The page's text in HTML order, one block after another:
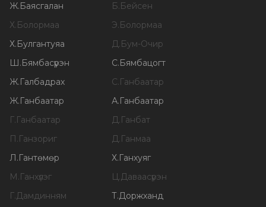
Ж.Баясгалан Б.Бейсен
Х.Болормаа Э.Болормаа
Х.Булгантуяа Д.Бум-Очир
Ш.Бямбасүрэн С.Бямбацогт
Ж.Галбадрах С.Ганбаатар
Ж.Ганбаатар А.Ганбаатар
Г.Ганбаатар Д.Ганбат
П.Ганзориг Д.Ганмаа
Л.Гантөмөр Х.Ганхуяг
М.Ганхүлэг Ц.Даваасүрэн
Г.Дамдинням Т.Доржханд